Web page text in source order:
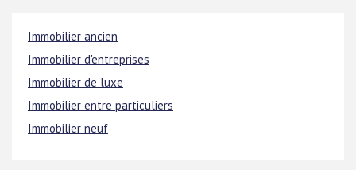
Immobilier ancien
Immobilier d'entreprises
Immobilier de luxe
Immobilier entre particuliers
Immobilier neuf